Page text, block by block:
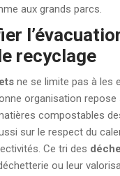
aux grands parcs.
recyclage
ne se limite pas à les
organisation repose
compostables
sur le respect du
Ce tri des
ou leur